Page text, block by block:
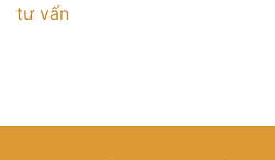
tư vấn